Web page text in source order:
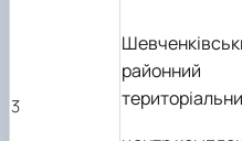
3
районний